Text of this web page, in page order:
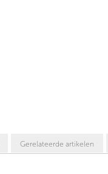
Gerelateerde artikelen